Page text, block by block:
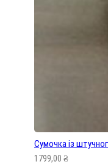
Сумочка із
1799,00 ₴